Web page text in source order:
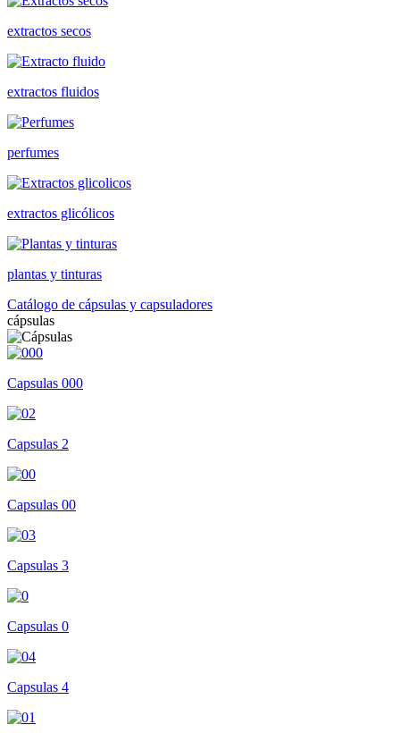
extractos secos
extractos fluidos
perfumes
extractos glicólicos
plantas y tinturas
Catálogo de cápsulas y capsuladores
cápsulas
Capsulas 000
Capsulas 2
Capsulas 00
Capsulas 3
Capsulas 0
Capsulas 4